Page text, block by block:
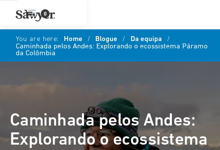
0
You are here: Home / Blogue / Da equipa /
Caminhada pelos Andes: Explorando o ecossistema Páramo
da Colômbia
Caminhada pelos Andes:
Explorando o ecossistema